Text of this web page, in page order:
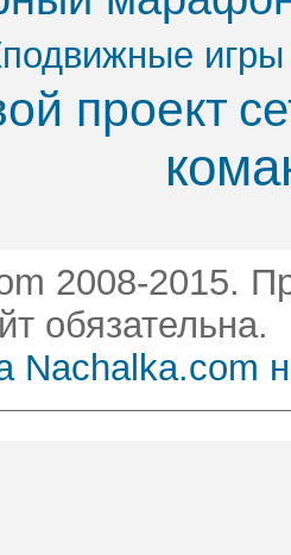
подвижные игры
проект
2008-2015.
обязательна.
Nachalka.com